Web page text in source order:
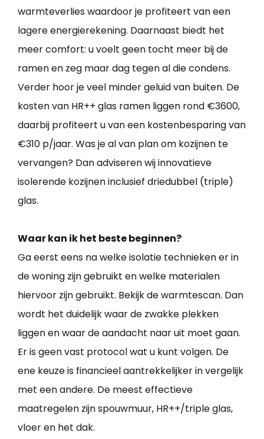
warmteverlies waardoor je profiteert van een
lagere energierekening. Daarnaast biedt het
meer comfort: u voelt geen tocht meer bij de
ramen en zeg maar dag tegen al die condens.
Verder hoor je veel minder geluid van buiten. De
kosten van HR++ glas ramen liggen rond €3600,
daarbij profiteert u van een kostenbesparing van
€310 p/jaar. Was je al van plan om kozijnen te
vervangen? Dan adviseren wij innovatieve
isolerende kozijnen inclusief driedubbel (triple)
glas.
Waar kan ik het beste beginnen?
Ga eerst eens na welke isolatie technieken er in
de woning zijn gebruikt en welke materialen
hiervoor zijn gebruikt. Bekijk de warmtescan. Dan
wordt het duidelijk waar de zwakke plekken
liggen en waar de aandacht naar uit moet gaan.
Er is geen vast protocol wat u kunt volgen. De
ene keuze is financieel aantrekkelijker in vergelijk
met een andere. De meest effectieve
maatregelen zijn spouwmuur, HR++/triple glas,
vloer en het dak.